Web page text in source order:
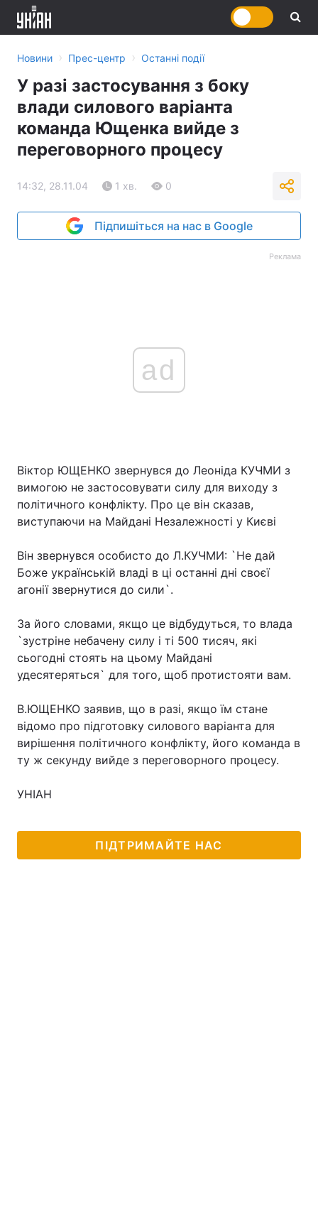
Україна Політика
Економіка Світ
Спорт
Інциденти
Новини › Прес-центр › Останні події
У разі застосування з боку
влади силового варіанта
команда Ющенка вийде з
переговорного процесу
14:32, 28.11.04 1 хв. 0
Підпишіться на нас в Google
Реклама
ad
Віктор ЮЩЕНКО звернувся до Леоніда КУЧМИ з
вимогою не застосовувати силу для виходу з
політичного конфлікту. Про це він сказав,
виступаючи на Майдані Незалежності у Києві
Він звернувся особисто до Л.КУЧМИ: `Не дай
Боже українській владі в ці останні дні своєї
агонії звернутися до сили`.
За його словами, якщо це відбудуться, то влада
`зустріне небачену силу і ті 500 тисяч, які
сьогодні стоять на цьому Майдані
удесятеряться` для того, щоб протистояти вам.
В.ЮЩЕНКО заявив, що в разі, якщо їм стане
відомо про підготовку силового варіанта для
вирішення політичного конфлікту, його команда в
ту ж секунду вийде з переговорного процесу.
УНІАН
ПІДТРИМАЙТЕ НАС